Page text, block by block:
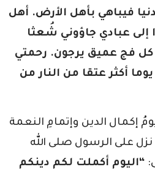
فيباهي بأهل الأرض. أهل
إلى عبادي جاؤوني شُعثا
كل فج عميق يرجون. رحمتي
أكثر عتقا من النار من
إكمال الدين وإتمامِ النعمة
على الرسول صلى الله
“اليوم أكملت لكم دينكم